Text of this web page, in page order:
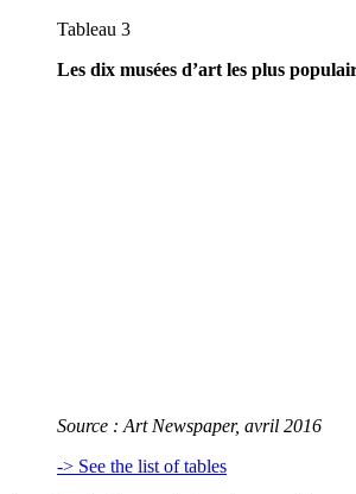
Tableau 3
Les dix musées d’art les plus
Source : Art Newspaper, avril 2016
-> See the list of tables